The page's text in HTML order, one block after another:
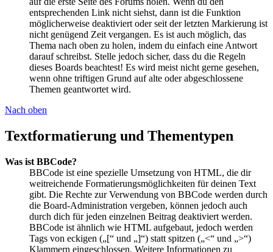
entsprechenden Link nicht siehst, dann ist die Funktion
möglicherweise deaktiviert oder seit der letzten Markierung ist
nicht genügend Zeit vergangen. Es ist auch möglich, das
Thema nach oben zu holen, indem du einfach eine Antwort
darauf schreibst. Stelle jedoch sicher, dass du die Regeln
dieses Boards beachtest! Es wird meist nicht gerne gesehen,
wenn ohne triftigen Grund auf alte oder abgeschlossene
Themen geantwortet wird.
Nach oben
Textformatierung und Thementypen
Was ist BBCode?
BBCode ist eine spezielle Umsetzung von HTML, die dir
weitreichende Formatierungsmöglichkeiten für deinen Text
gibt. Die Rechte zur Verwendung von BBCode werden durch
die Board-Administration vergeben, können jedoch auch
durch dich für jeden einzelnen Beitrag deaktiviert werden.
BBCode ist ähnlich wie HTML aufgebaut, jedoch werden
Tags von eckigen („[“ und „]“) statt spitzen („<“ und „>“)
Klammern eingeschlossen. Weitere Informationen zu